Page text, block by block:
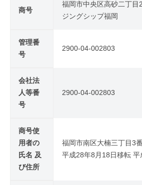
商号
福岡市中央区高砂二丁目
ジングシップ福岡
管理番
号
2900-04-002803
会社法
人等番
号
2900-04-002803
商号使
用者の
氏名 及
び住所
福岡市南区大楠三丁目3
平成28年8月18日移転